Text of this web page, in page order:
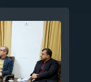
تلاش‌های مؤثر در